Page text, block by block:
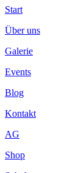
Start
Über uns
Galerie
Events
Blog
Kontakt
AG
Shop